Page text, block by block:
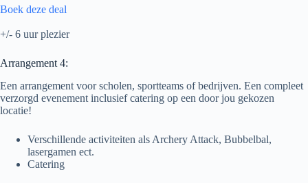
Boek deze deal
+/- 6 uur plezier
Arrangement 4:
Een arrangement voor scholen, sportteams of bedrijven. Een compleet
verzorgd evenement inclusief catering op een door jou gekozen
locatie!
Verschillende activiteiten als Archery Attack, Bubbelbal,
lasergamen ect.
Catering